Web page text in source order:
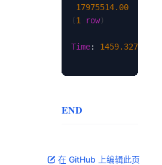
17975514.00
(1 row)
Time: 1459.327
END
在 GitHub 上编辑此页